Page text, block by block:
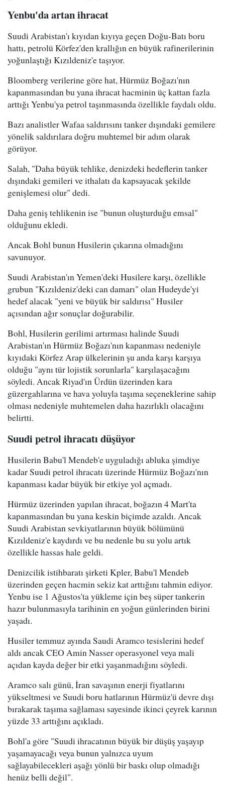
Yenbu'da artan ihracat
Suudi Arabistan'ı kıyıdan kıyıya geçen Doğu-Batı boru
hattı, petrolü Körfez'den krallığın en büyük rafinerilerinin
yoğunlaştığı Kızıldeniz'e taşıyor.
Bloomberg verilerine göre hat, Hürmüz Boğazı'nın
kapanmasından bu yana ihracat hacminin üç kattan fazla
arttığı Yenbu'ya petrol taşınmasında özellikle faydalı oldu.
Bazı analistler Wafaa saldırısını tanker dışındaki gemilere
yönelik saldırılara doğru muhtemel bir adım olarak
görüyor.
Salah, "Daha büyük tehlike, denizdeki hedeflerin tanker
dışındaki gemileri ve ithalatı da kapsayacak şekilde
genişlemesi olur" dedi.
Daha geniş tehlikenin ise "bunun oluşturduğu emsal"
olduğunu ekledi.
Ancak Bohl bunun Husilerin çıkarına olmadığını
savunuyor.
Suudi Arabistan'ın Yemen'deki Husilere karşı, özellikle
grubun "Kızıldeniz'deki can damarı" olan Hudeyde'yi
hedef alacak "yeni ve büyük bir saldırısı" Husiler
açısından ağır sonuçlar doğurabilir.
Bohl, Husilerin gerilimi artırması halinde Suudi
Arabistan'ın Hürmüz Boğazı'nın kapanması nedeniyle
kıyıdaki Körfez Arap ülkelerinin şu anda karşı karşıya
olduğu "aynı tür lojistik sorunlarla" karşılaşacağını
söyledi. Ancak Riyad'ın Ürdün üzerinden kara
güzergahlarına ve hava yoluyla taşıma seçeneklerine sahip
olması nedeniyle muhtemelen daha hazırlıklı olacağını
belirtti.
Suudi petrol ihracatı düşüyor
Husilerin Babu'l Mendeb'e uyguladığı abluka şimdiye
kadar Suudi petrol ihracatı üzerinde Hürmüz Boğazı'nın
kapanması kadar büyük bir etkiye yol açmadı.
Hürmüz üzerinden yapılan ihracat, boğazın 4 Mart'ta
kapanmasından bu yana keskin biçimde azaldı. Ancak
Suudi Arabistan sevkiyatlarının büyük bölümünü
Kızıldeniz'e kaydırdı ve bu nedenle bu su yolu artık
özellikle hassas hale geldi.
Denizcilik istihbaratı şirketi Kpler, Babu'l Mendeb
üzerinden geçen hacmin sekiz kat arttığını tahmin ediyor.
Yenbu ise 1 Ağustos'ta yükleme için beş süper tankerin
hazır bulunmasıyla tarihinin en yoğun günlerinden birini
yaşadı.
Husiler temmuz ayında Saudi Aramco tesislerini hedef
aldı ancak CEO Amin Nasser operasyonel veya mali
açıdan kayda değer bir etki yaşanmadığını söyledi.
Aramco salı günü, İran savaşının enerji fiyatlarını
yükseltmesi ve Suudi boru hatlarının Hürmüz'ü devre dışı
bırakarak taşıma sağlaması sayesinde ikinci çeyrek karının
yüzde 33 arttığını açıkladı.
Bohl'a göre "Suudi ihracatının büyük bir düşüş yaşayıp
yaşamayacağı veya bunun yalnızca uyum
sağlayabilecekleri aşağı yönlü bir baskı olup olmadığı
henüz belli değil".